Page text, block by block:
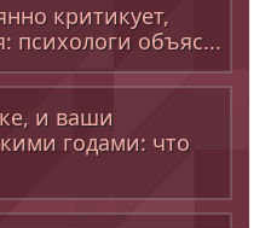
критикует,
психологи объяс...
и ваши
годами: что